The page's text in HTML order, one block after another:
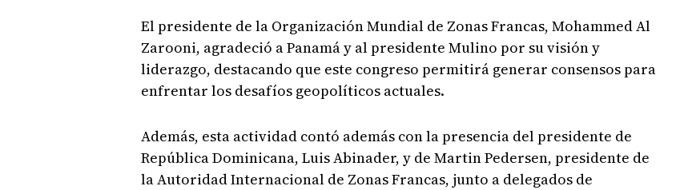
El presidente de la Organización Mundial de Zonas Francas, Mohammed Al
Zarooni, agradeció a Panamá y al presidente Mulino por su visión y
liderazgo, destacando que este congreso permitirá generar consensos para
enfrentar los desafíos geopolíticos actuales.
Además, esta actividad contó además con la presencia del presidente de
República Dominicana, Luis Abinader, y de Martin Pedersen, presidente de
la Autoridad Internacional de Zonas Francas, junto a delegados de